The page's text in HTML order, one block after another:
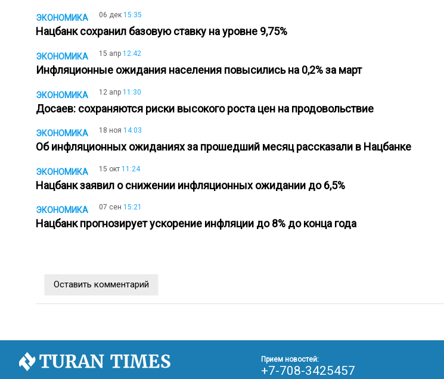
ЭКОНОМИКА 06 дек 15:35
Нацбанк сохранил базовую ставку на уровне 9,75%
ЭКОНОМИКА 15 апр 12:42
Инфляционные ожидания населения повысились на 0,2% за март
ЭКОНОМИКА 12 апр 11:30
Досаев: сохраняются риски высокого роста цен на продовольствие
ЭКОНОМИКА 18 ноя 14:03
Об инфляционных ожиданиях за прошедший месяц рассказали в Нацбанке
ЭКОНОМИКА 15 окт 11:24
Нацбанк заявил о снижении инфляционных ожидании до 6,5%
ЭКОНОМИКА 07 сен 15:21
Нацбанк прогнозирует ускорение инфляции до 8% до конца года
Оставить комментарий
Прием новостей:
+7-708-3425457